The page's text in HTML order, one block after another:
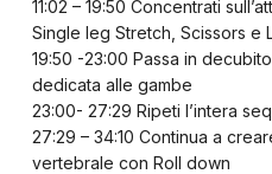
11:02 – 19:50 Concentrati
Single leg Stretch, Scissors e
19:50 -23:00 Passa in
dedicata alle gambe
23:00- 27:29 Ripeti l’intera
27:29 – 34:10 Continua a
vertebrale con Roll down